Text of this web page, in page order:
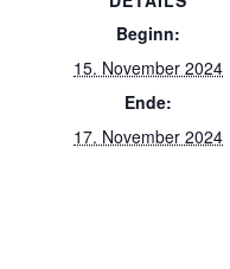
Beginn:
15. November 2024
Ende:
17. November 2024